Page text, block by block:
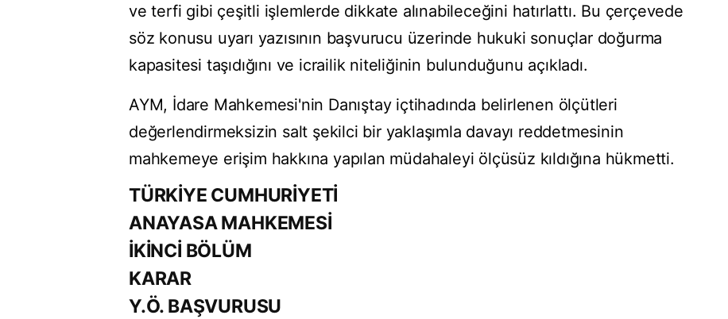
ve terfi gibi çeşitli işlemlerde dikkate alınabileceğini hatırlattı. Bu çerçevede
söz konusu uyarı yazısının başvurucu üzerinde hukuki sonuçlar doğurma
kapasitesi taşıdığını ve icrailik niteliğinin bulunduğunu açıkladı.
AYM, İdare Mahkemesi'nin Danıştay içtihadında belirlenen ölçütleri
değerlendirmeksizin salt şekilci bir yaklaşımla davayı reddetmesinin
mahkemeye erişim hakkına yapılan müdahaleyi ölçüsüz kıldığına hükmetti.
TÜRKİYE CUMHURİYETİ
ANAYASA MAHKEMESİ
İKİNCİ BÖLÜM
KARAR
Y.Ö. BAŞVURUSU